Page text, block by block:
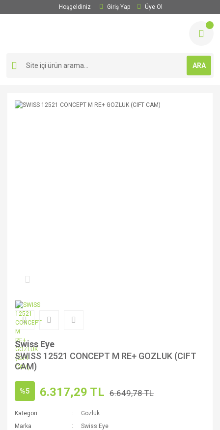
Hoşgeldiniz Giriş Yap Üye Ol
ARA
Swiss Eye
SWISS 12521 CONCEPT M RE+ GOZLUK (CIFT
CAM)
%5 6.317,29 TL 6.649,78 TL
Kategori
Gözlük
Marka
Swiss Eye